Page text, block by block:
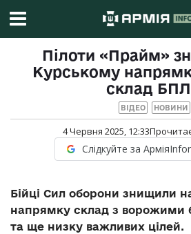
Пілоти «Прайм»
Курському
склад
ВІДЕО НОВИНИ
4 Червня 2025, 12:33
Слідкуйте за
Бійці Сил оборони знищили
напрямку склад з ворожими
та ще низку важливих цілей.